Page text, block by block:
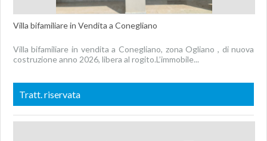
Villa bifamiliare in Vendita a Conegliano
Villa bifamiliare in vendita a Conegliano, zona Ogliano , di nuova
costruzione anno 2026, libera al rogito.L’immobile...
Tratt. riservata